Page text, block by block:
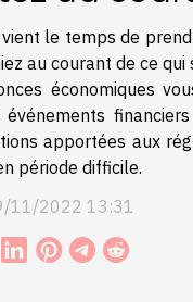
le temps de
au courant de ce
économiques
événements
apportées aux
période difficile.
11/2022 13:31